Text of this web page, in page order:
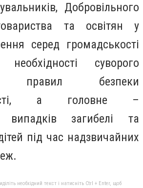
Добровільного
та освітян у
серед громадськості
необхідності суворого
правил безпеки
а головне –
випадків загибелі та
під час надзвичайних
необхідний текст і натисніть Ctrl + Enter, щоб